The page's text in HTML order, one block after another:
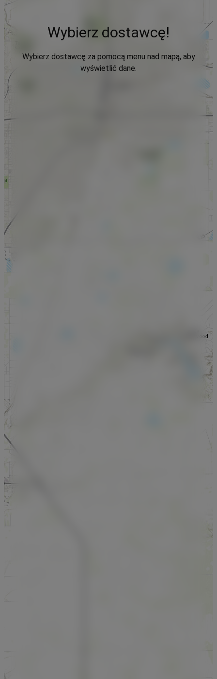
Wybierz dostawcę!
Wybierz dostawcę za pomocą menu nad mapą, aby
wyświetlić dane.